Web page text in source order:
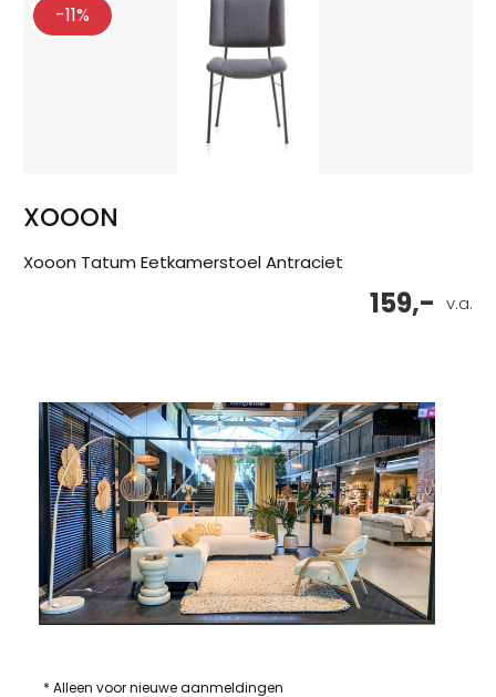
-11%
XOOON
Xooon Tatum Eetkamerstoel Antraciet
v.a.
159,-
* Alleen voor nieuwe aanmeldingen